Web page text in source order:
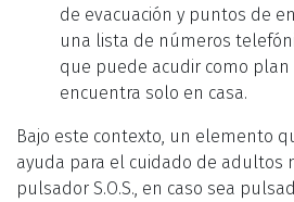
de evacuación y puntos de
una lista de números
que puede acudir como plan
encuentra solo en casa.
Bajo este contexto, un elemento
ayuda para el cuidado de adultos
pulsador S.O.S., en caso sea